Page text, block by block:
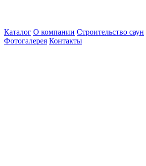
Каталог О компании Строительство саун
Фотогалерея Контакты